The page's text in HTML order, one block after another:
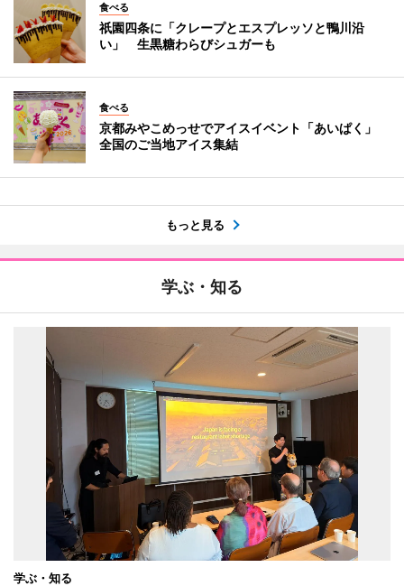
食べる
祇園四条に「クレープとエスプレッソと鴨川沿
い」 生黒糖わらびシュガーも
食べる
京都みやこめっせでアイスイベント「あいぱく」
全国のご当地アイス集結
もっと見る
学ぶ・知る
学ぶ・知る